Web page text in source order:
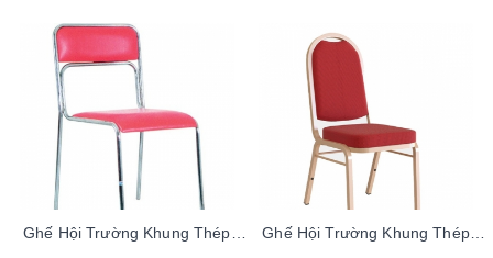
Ghế Hội Trường Khung Thép
Ghế Hội Trường Khung Thép